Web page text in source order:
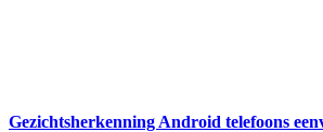
Gezichtsherkenning Android telefoons